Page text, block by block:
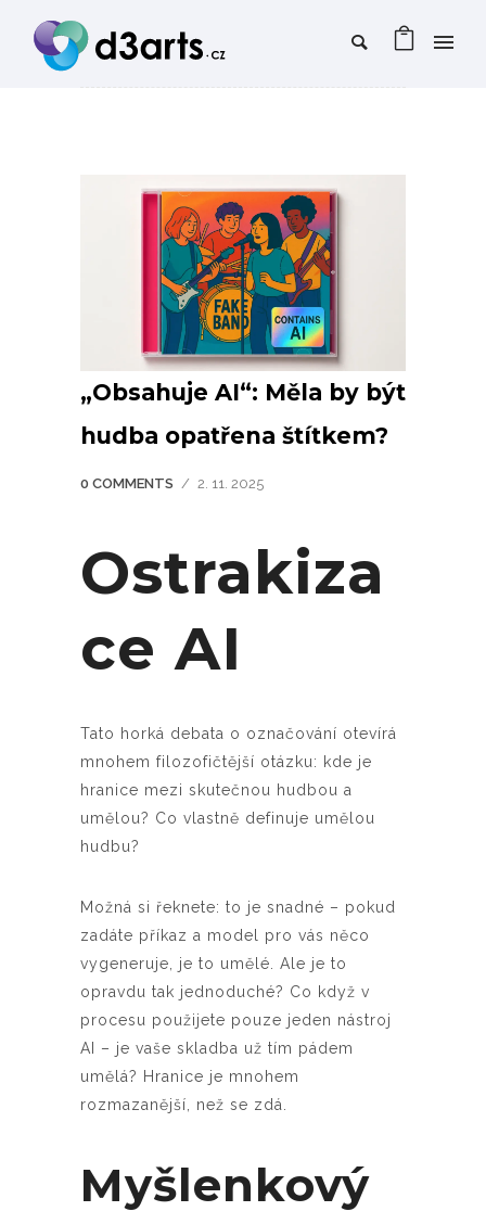
„Obsahuje AI“: Měla by být
hudba opatřena štítkem?
0 COMMENTS / 2. 11. 2025
Ostrakiza
ce AI
Tato horká debata o označování otevírá
mnohem filozofičtější otázku: kde je
hranice mezi skutečnou hudbou a
umělou? Co vlastně definuje umělou
hudbu?
Možná si řeknete: to je snadné – pokud
zadáte příkaz a model pro vás něco
vygeneruje, je to umělé. Ale je to
opravdu tak jednoduché? Co když v
procesu použijete pouze jeden nástroj
AI – je vaše skladba už tím pádem
umělá? Hranice je mnohem
rozmazanější, než se zdá.
Myšlenkový